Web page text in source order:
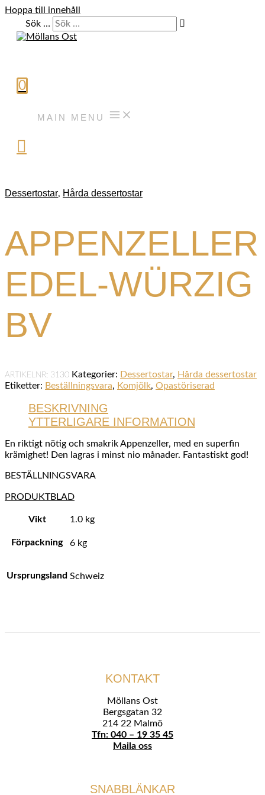
Hoppa till innehåll
Sök …
0
MAIN MENU
Dessertostar, Hårda dessertostar
APPENZELLER
EDEL-WÜRZIG
BV
ARTIKELNR: 3130 Kategorier: Dessertostar, Hårda dessertostar
Etiketter: Beställningsvara, Komjölk, Opastöriserad
BESKRIVNING
YTTERLIGARE INFORMATION
En riktigt nötig och smakrik Appenzeller, med en superfin
krämighet! Den lagras i minst nio månader. Fantastiskt god!
BESTÄLLNINGSVARA
PRODUKTBLAD
Vikt 1.0 kg
Förpackning 6 kg
Ursprungsland Schweiz
KONTAKT
Möllans Ost
Bergsgatan 32
214 22 Malmö
Tfn: 040 – 19 35 45
Maila oss
SNABBLÄNKAR